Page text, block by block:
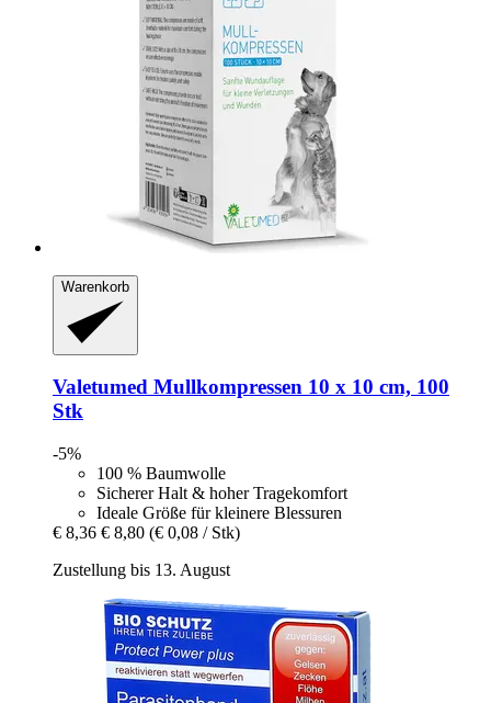
Warenkorb
Valetumed Mullkompressen 10 x 10 cm, 100
Stk
-5%
100 % Baumwolle
Sicherer Halt & hoher Tragekomfort
Ideale Größe für kleinere Blessuren
€ 8,36 € 8,80 (€ 0,08 / Stk)
Zustellung bis 13. August